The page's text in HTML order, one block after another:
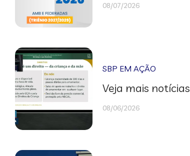
08/07/2026
SBP EM AÇÃO
Veja mais notícias
08/06/2026